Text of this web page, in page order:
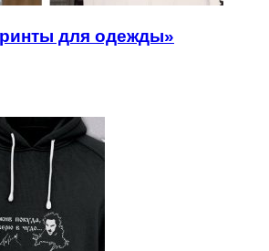
для одежды»